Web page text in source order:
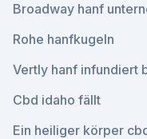
Broadway hanf
Rohe hanfkugeln
Vertly hanf infundiert
Cbd idaho fällt
Ein heiliger körper